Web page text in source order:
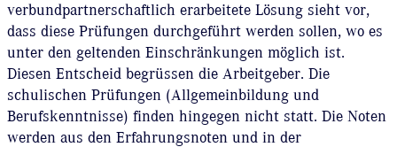
verbundpartnerschaftlich erarbeitete Lösung sieht vor,
dass diese Prüfungen durchgeführt werden sollen, wo es
unter den geltenden Einschränkungen möglich ist.
Diesen Entscheid begrüssen die Arbeitgeber. Die
schulischen Prüfungen (Allgemeinbildung und
Berufskenntnisse) finden hingegen nicht statt. Die Noten
werden aus den Erfahrungsnoten und in der